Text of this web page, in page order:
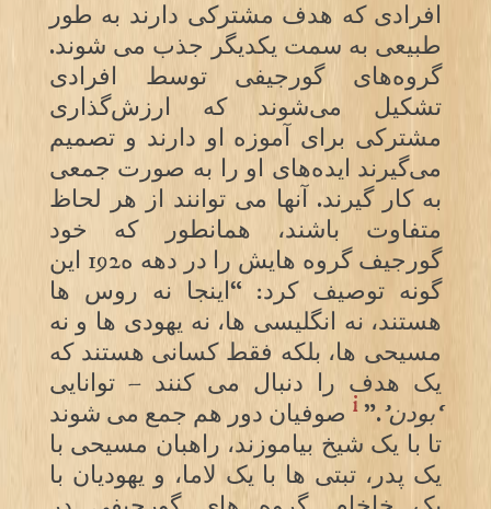
افرادی که هدف مشترکی دارند به طور
طبیعی به سمت یکدیگر جذب می شوند.
گروه‌های گورجیفی توسط افرادی
تشکیل می‌شوند که ارزش‌گذاری
مشترکی برای آموزه او دارند و تصمیم
می‌گیرند ایده‌های او را به صورت جمعی
به کار گیرند. آنها می توانند از هر لحاظ
متفاوت باشند، همانطور که خود
گورجیف گروه هایش را در دهه ه192 این
گونه توصیف کرد: “اینجا نه روس ها
هستند، نه انگلیسی ها، نه یهودی ها و نه
مسیحی ها، بلکه فقط کسانی هستند که
یک هدف را دنبال می کنند – توانایی
‘بودن’.”
i صوفیان دور هم جمع می شوند
تا با یک شیخ بیاموزند، راهبان مسیحی با
یک پدر، تبتی ها با یک لاما، و یهودیان با